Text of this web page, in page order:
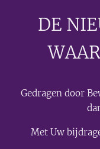
DE
Gedragen door
Met Uw